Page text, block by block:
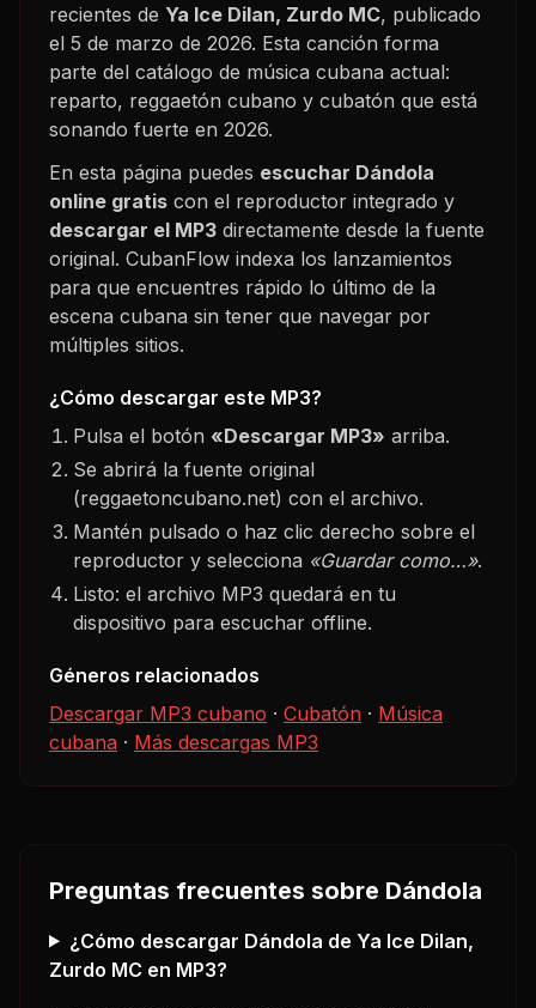
recientes de Ya Ice Dilan, Zurdo MC, publicado
el 5 de marzo de 2026. Esta canción forma
parte del catálogo de música cubana actual:
reparto, reggaetón cubano y cubatón que está
sonando fuerte en 2026.
En esta página puedes escuchar Dándola
online gratis con el reproductor integrado y
descargar el MP3 directamente desde la fuente
original. CubanFlow indexa los lanzamientos
para que encuentres rápido lo último de la
escena cubana sin tener que navegar por
múltiples sitios.
¿Cómo descargar este MP3?
Pulsa el botón «Descargar MP3» arriba.
Se abrirá la fuente original
(reggaetoncubano.net) con el archivo.
Mantén pulsado o haz clic derecho sobre el
reproductor y selecciona «Guardar como…».
Listo: el archivo MP3 quedará en tu
dispositivo para escuchar offline.
Géneros relacionados
Descargar MP3 cubano · Cubatón · Música
cubana · Más descargas MP3
Preguntas frecuentes sobre Dándola
¿Cómo descargar Dándola de Ya Ice Dilan,
Zurdo MC en MP3?